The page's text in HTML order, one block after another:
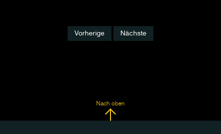
Vorherige Nächste
Nach oben